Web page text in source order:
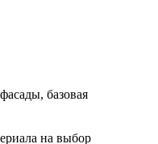
базовая
на выбор